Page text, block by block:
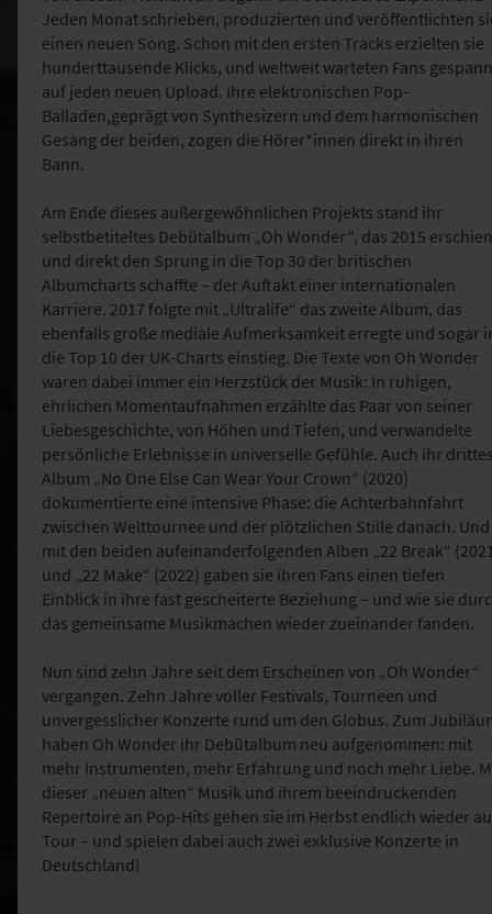
Jeden Monat schrieben, produzierten und veröffentlichten
einen neuen Song. Schon mit den ersten Tracks erzielten sie
hunderttausende Klicks, und weltweit warteten Fans
auf jeden neuen Upload. Ihre elektronischen Pop-
Balladen,geprägt von Synthesizern und dem harmonischen
Gesang der beiden, zogen die Hörer*innen direkt in ihren
Bann.
Am Ende dieses außergewöhnlichen Projekts stand ihr
selbstbetiteltes Debütalbum „Oh Wonder“, das 2015 erschien
und direkt den Sprung in die Top 30 der britischen
Albumcharts schaffte – der Auftakt einer internationalen
Karriere. 2017 folgte mit „Ultralife“ das zweite Album, das
ebenfalls große mediale Aufmerksamkeit erregte und sogar
die Top 10 der UK-Charts einstieg. Die Texte von Oh Wonder
waren dabei immer ein Herzstück der Musik: In ruhigen,
ehrlichen Momentaufnahmen erzählte das Paar von seiner
Liebesgeschichte, von Höhen und Tiefen, und verwandelte
persönliche Erlebnisse in universelle Gefühle. Auch ihr
Album „No One Else Can Wear Your Crown“ (2020)
dokumentierte eine intensive Phase: die Achterbahnfahrt
zwischen Welttournee und der plötzlichen Stille danach. Und
mit den beiden aufeinanderfolgenden Alben „22 Break“
und „22 Make“ (2022) gaben sie ihren Fans einen tiefen
Einblick in ihre fast gescheiterte Beziehung – und wie sie
das gemeinsame Musikmachen wieder zueinander fanden.
Nun sind zehn Jahre seit dem Erscheinen von „Oh Wonder“
vergangen. Zehn Jahre voller Festivals, Tourneen und
unvergesslicher Konzerte rund um den Globus. Zum
haben Oh Wonder ihr Debütalbum neu aufgenommen: mit
mehr Instrumenten, mehr Erfahrung und noch mehr Liebe.
dieser „neuen alten“ Musik und ihrem beeindruckenden
Repertoire an Pop-Hits gehen sie im Herbst endlich wieder
Tour – und spielen dabei auch zwei exklusive Konzerte in
Deutschland!